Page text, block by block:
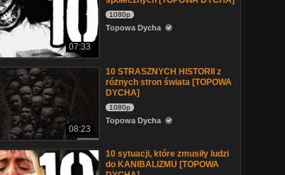
07:33
1080p
Topowa Dycha
08:23
10 STRASZNYCH HISTORII z
różnych stron świata [TOPOWA
DYCHA]
1080p
Topowa Dycha
10 sytuacji, które zmusiły ludzi
do KANIBALIZMU [TOPOWA